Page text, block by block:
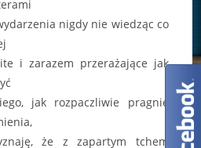
nigdy nie wiedząc co
i zarazem przerażające jak
jak rozpaczliwie pragnie
że z zapartym tchem